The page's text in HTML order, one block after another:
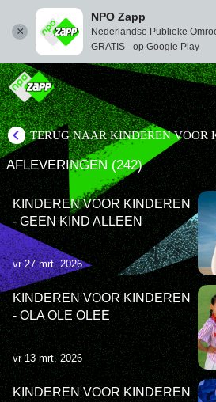
NPO Zapp
Nederlandse Publieke
GRATIS - op Google Play
TERUG NAAR KINDEREN VOOR
AFLEVERINGEN (242)
KINDEREN VOOR KINDEREN
- GEEN KIND ALLEEN
vr 27 mrt. 2026
KINDEREN VOOR KINDEREN
- OLA OLE OLEE
vr 13 mrt. 2026
KINDEREN VOOR KINDEREN